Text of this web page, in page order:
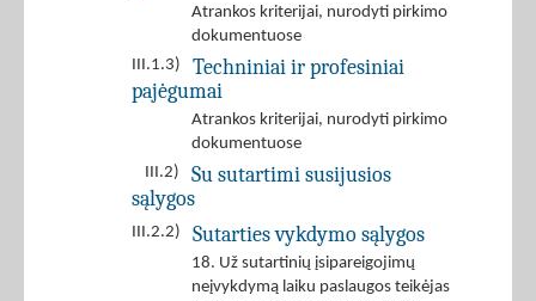
Atrankos kriterijai, nurodyti pirkimo
dokumentuose
III.1.3)
Techniniai ir profesiniai
pajėgumai
Atrankos kriterijai, nurodyti pirkimo
dokumentuose
III.2)
Su sutartimi susijusios
sąlygos
III.2.2) Sutarties vykdymo sąlygos
18. Už sutartinių įsipareigojimų
neįvykdymą laiku paslaugos teikėjas